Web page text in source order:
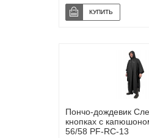
Пончо-дождевик
кнопках с
56/58 PF-RC-13